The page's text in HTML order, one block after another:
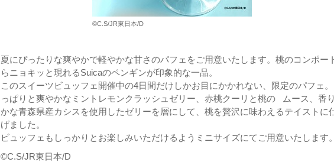
©C.S/JR東日本/D
夏にぴったりな爽やかで軽やかな甘さのパフェをご用意いたします。桃のコンポー
らニョキッと現れるSuicaのペンギンが印象的な一品。
このスイーツビュッフェ開催中の4日間だけしかお目にかかれない、限定のパフェ
っぱりと爽やかなミントレモンクラッシュゼリー、赤桃クーリと桃の ムース、香
かな青森県産カシスを使用したゼリーを層にして、桃を贅沢に味わえるテイストに
げました。
ビュッフェもしっかりとお楽しみいただけるようミニサイズにてご用意いたします
©C.S/JR東日本/D